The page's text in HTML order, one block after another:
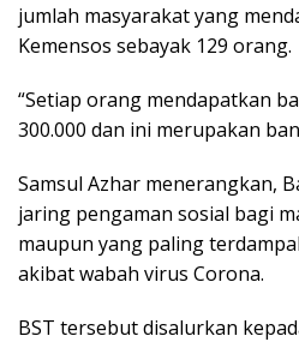
jumlah masyarakat yang
Kemensos sebayak 129 orang.
“Setiap orang mendapatkan
300.000 dan ini merupakan
Samsul Azhar menerangkan,
jaring pengaman sosial bagi
maupun yang paling
akibat wabah virus Corona.
BST tersebut disalurkan